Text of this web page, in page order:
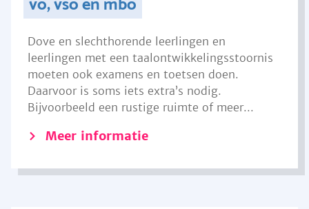
Dove en slechthorende leerlingen en
leerlingen met een taalontwikkelingsstoornis
moeten ook examens en toetsen doen.
Daarvoor is soms iets extra’s nodig.
Bijvoorbeeld een rustige ruimte of meer...
Meer informatie